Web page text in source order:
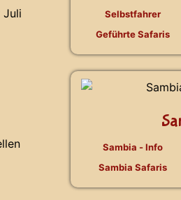
Juli
Selbstfahrer
Geführte Safaris
Sambia - Info
Sambia Safaris